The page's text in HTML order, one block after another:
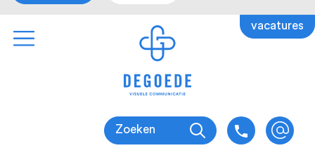
vacatures
Zoeken